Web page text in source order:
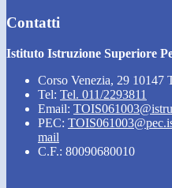
Contatti
Istituto Istruzione Superiore
Corso Venezia, 29 10147
Tel: Tel. 011/2293811
Email:
PEC:
mail
C.F.: 80090680010